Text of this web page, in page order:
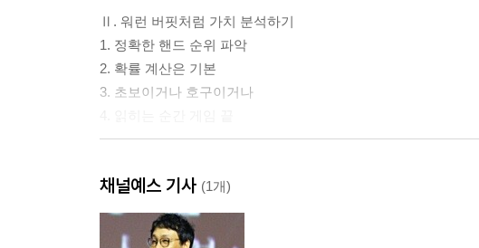
Ⅱ. 워런 버핏처럼 가치 분석하기
1. 정확한 핸드 순위 파악
2. 확률 계산은 기본
3. 초보이거나 호구이거나
1. 속옷부터 식사까지
2. 나만의 이미지메이킹
3. 설득의 기술
채널예스 기사 (1개)